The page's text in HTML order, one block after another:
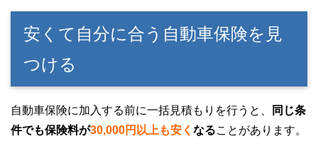
安くて自分に合う自動車保険を見
つける
自動車保険に加入する前に一括見積もりを行うと、
同じ条
件でも保険料が30,000円以上も安く なることがあります。